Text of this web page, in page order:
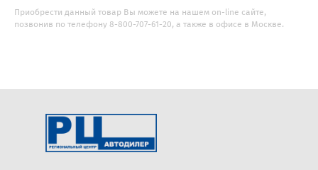
Приобрести данный товар Вы можете на нашем on-line сайте,
позвонив по телефону 8-800-707-61-20, а также в офисе в Москве.